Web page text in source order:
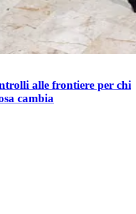
alle frontiere per chi
cambia